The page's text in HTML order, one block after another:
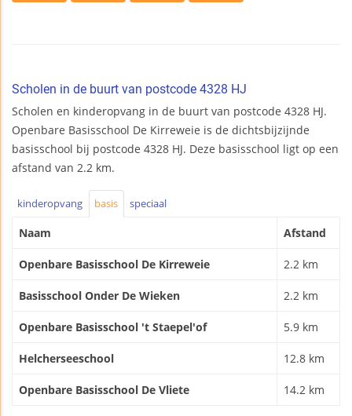
Scholen in de buurt van postcode 4328 HJ
Scholen en kinderopvang in de buurt van postcode 4328 HJ.
Openbare Basisschool De Kirreweie is de dichtsbijzijnde
basisschool bij postcode 4328 HJ. Deze basisschool ligt op een
afstand van 2.2 km.
kinderopvang basis speciaal
Naam Afstand
Openbare Basisschool De Kirreweie 2.2 km
Basisschool Onder De Wieken 2.2 km
Openbare Basisschool 't Staepel'of 5.9 km
Helcherseeschool 12.8 km
Openbare Basisschool De Vliete 14.2 km